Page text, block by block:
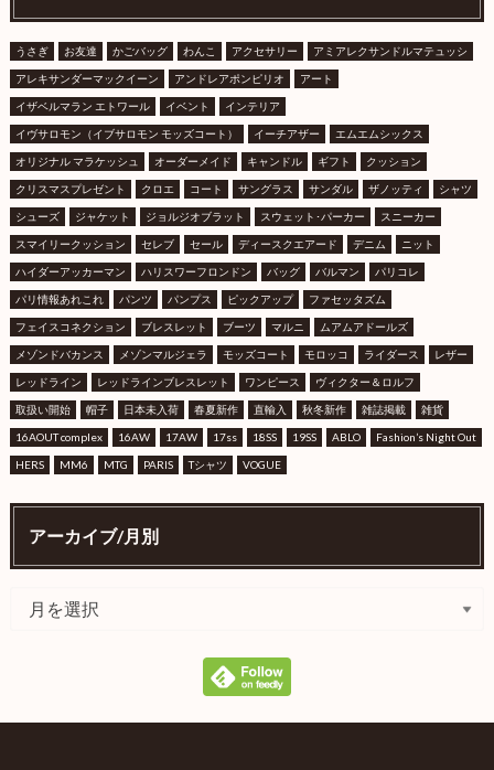
うさぎ お友達 かごバッグ わんこ アクセサリー アミアレクサンドルマテュッシ
アレキサンダーマックイーン アンドレアポンピリオ アート
イザベルマラン エトワール イベント インテリア
イヴサロモン（イブサロモン モッズコート） イーチアザー エムエムシックス
オリジナル マラケッシュ オーダーメイド キャンドル ギフト クッション
クリスマスプレゼント クロエ コート サングラス サンダル ザノッティ シャツ
シューズ ジャケット ジョルジオブラット スウェット･パーカー スニーカー
スマイリークッション セレブ セール ディースクエアード デニム ニット
ハイダーアッカーマン ハリスワーフロンドン バッグ バルマン パリコレ
パリ情報あれこれ パンツ パンプス ピックアップ ファセッタズム
フェイスコネクション ブレスレット ブーツ マルニ ムアムアドールズ
メゾンドバカンス メゾンマルジェラ モッズコート モロッコ ライダース レザー
レッドライン レッドラインブレスレット ワンピース ヴィクター＆ロルフ
取扱い開始 帽子 日本未入荷 春夏新作 直輸入 秋冬新作 雑誌掲載 雑貨
16AOUT complex 16AW 17AW 17ss 18SS 19SS ABLO Fashion’s Night Out
HERS MM6 MTG PARIS Tシャツ VOGUE
アーカイブ/月別